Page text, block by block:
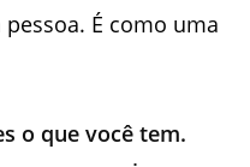
É como uma
o que você tem.